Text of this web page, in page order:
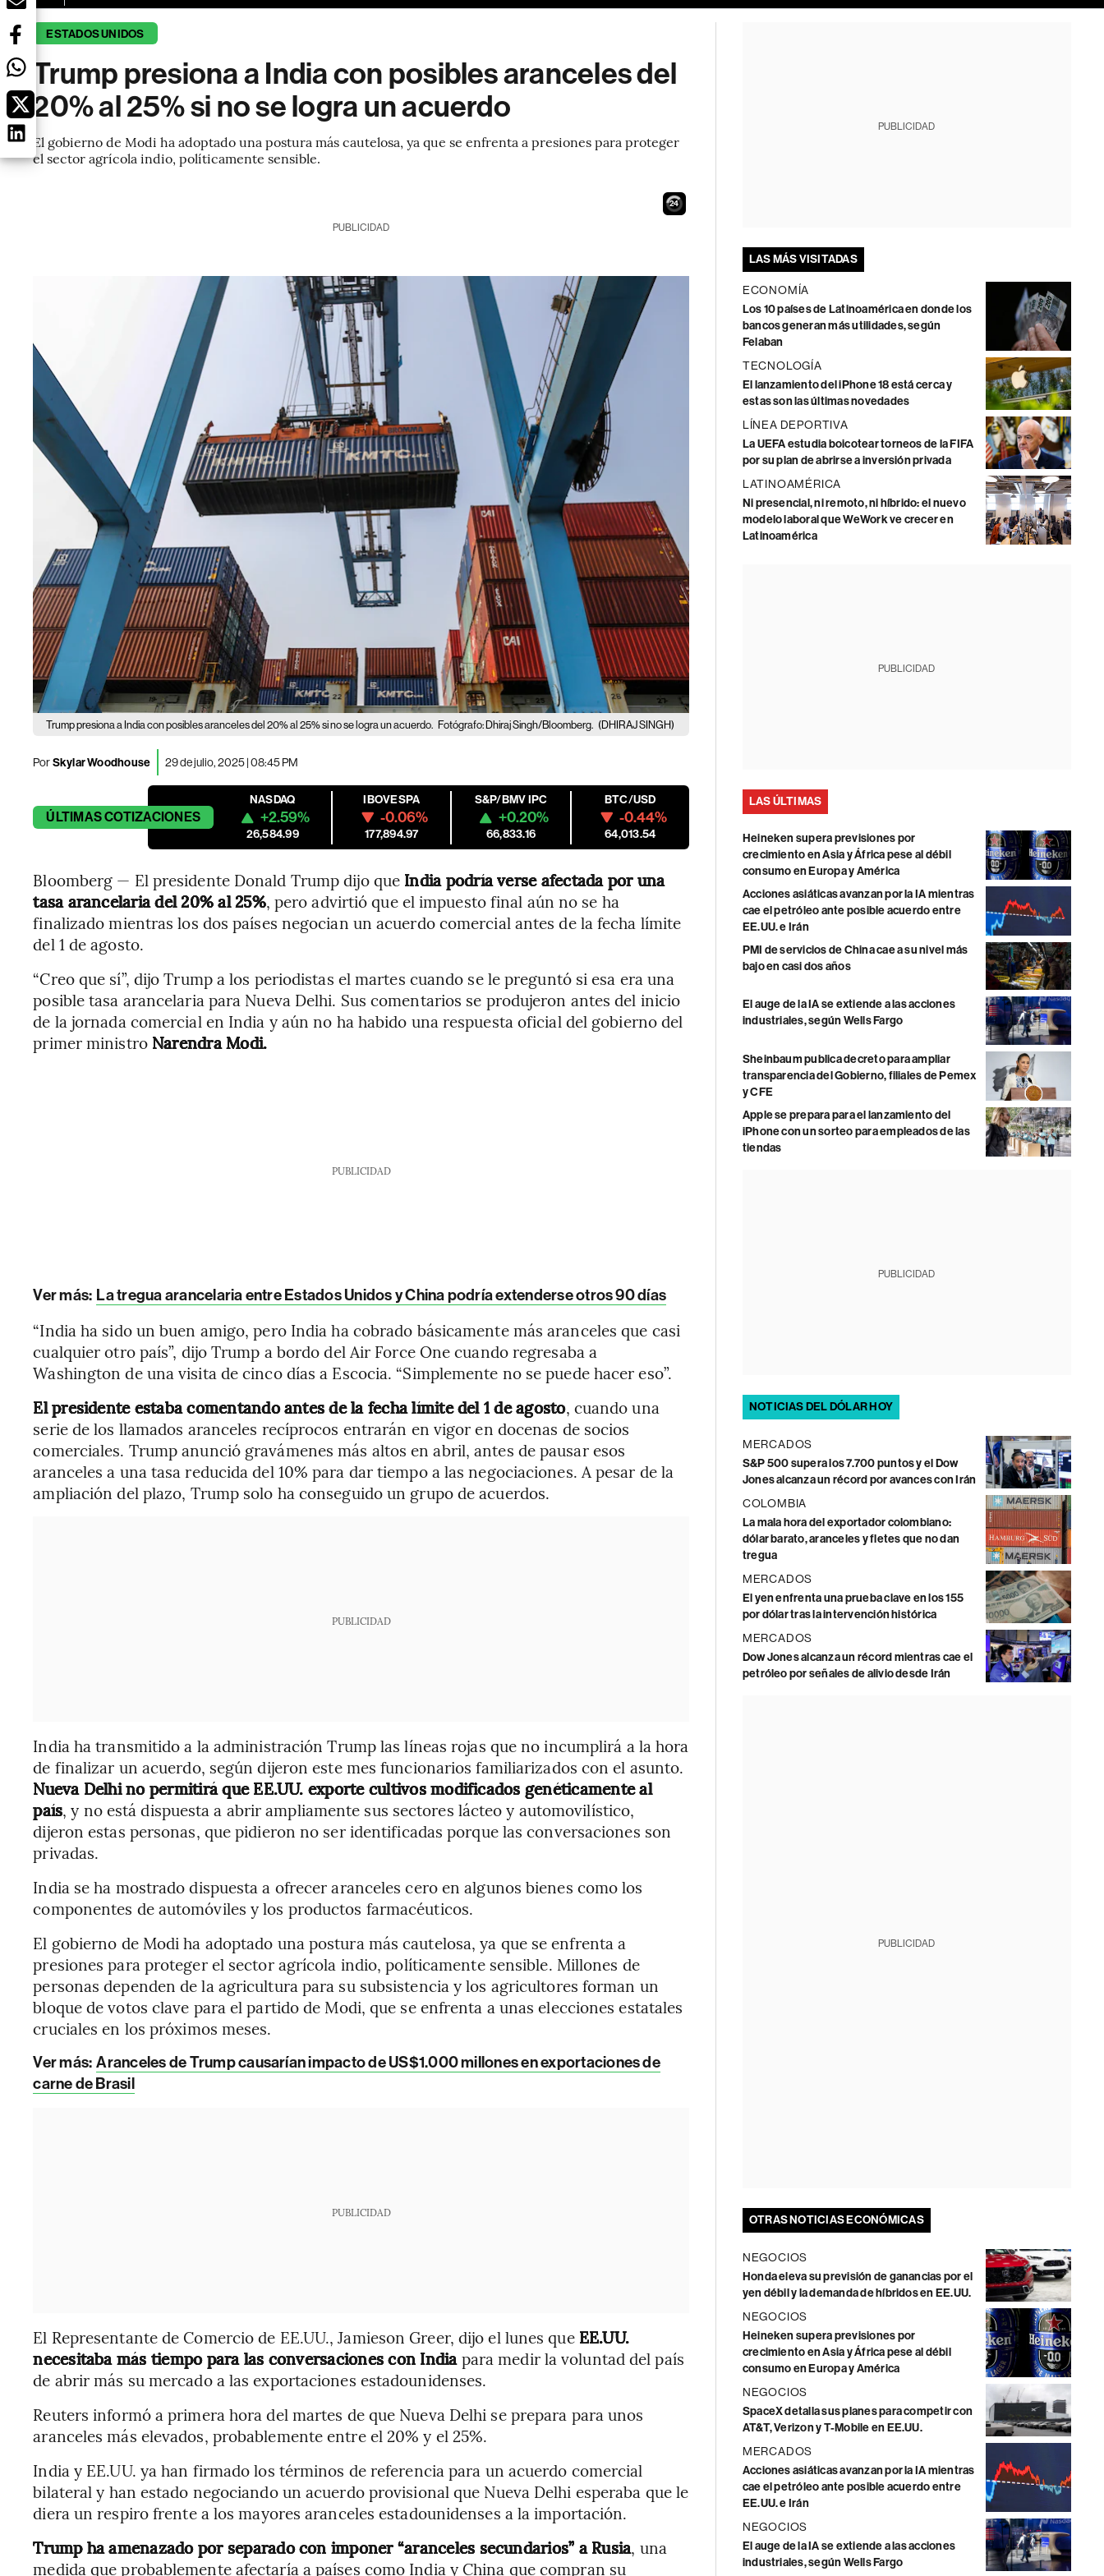
ESTADOS UNIDOS
Trump presiona a India con posibles aranceles del
20% al 25% si no se logra un acuerdo
El gobierno de Modi ha adoptado una postura más cautelosa, ya que se enfrenta a presiones para proteger
el sector agrícola indio, políticamente sensible.
23
PUBLICIDAD
Trump presiona a India con posibles aranceles del 20% al 25% si no se logra un acuerdo. Fotógrafo: Dhiraj Singh/Bloomberg. (DHIRAJ SINGH)
PorSkylar Woodhouse 29 de julio, 2025 | 08:45 PM
ÚLTIMASCOTIZACIONES
NASDAQ
+2.59%
26,584.99
IBOVESPA
-0.06%
177,894.97
S&P/BMV IPC
+0.20%
66,833.16
BTC/USD
-0.44%
64,013.54
Bloomberg — El presidente Donald Trump dijo que India podría verse afectada por una
tasa arancelaria del 20% al 25%, pero advirtió que el impuesto final aún no se ha
finalizado mientras los dos países negocian un acuerdo comercial antes de la fecha límite
del 1 de agosto.
“Creo que sí”, dijo Trump a los periodistas el martes cuando se le preguntó si esa era una
posible tasa arancelaria para Nueva Delhi. Sus comentarios se produjeron antes del inicio
de la jornada comercial en India y aún no ha habido una respuesta oficial del gobierno del
primer ministro Narendra Modi.
PUBLICIDAD
Ver más: La tregua arancelaria entre Estados Unidos y China podría extenderse otros 90 días
“India ha sido un buen amigo, pero India ha cobrado básicamente más aranceles que casi
cualquier otro país”, dijo Trump a bordo del Air Force One cuando regresaba a
Washington de una visita de cinco días a Escocia. “Simplemente no se puede hacer eso”.
El presidente estaba comentando antes de la fecha límite del 1 de agosto, cuando una
serie de los llamados aranceles recíprocos entrarán en vigor en docenas de socios
comerciales. Trump anunció gravámenes más altos en abril, antes de pausar esos
aranceles a una tasa reducida del 10% para dar tiempo a las negociaciones. A pesar de la
ampliación del plazo, Trump solo ha conseguido un grupo de acuerdos.
PUBLICIDAD
India ha transmitido a la administración Trump las líneas rojas que no incumplirá a la hora
de finalizar un acuerdo, según dijeron este mes funcionarios familiarizados con el asunto.
Nueva Delhi no permitirá que EE.UU. exporte cultivos modificados genéticamente al
país, y no está dispuesta a abrir ampliamente sus sectores lácteo y automovilístico,
dijeron estas personas, que pidieron no ser identificadas porque las conversaciones son
privadas.
India se ha mostrado dispuesta a ofrecer aranceles cero en algunos bienes como los
componentes de automóviles y los productos farmacéuticos.
El gobierno de Modi ha adoptado una postura más cautelosa, ya que se enfrenta a
presiones para proteger el sector agrícola indio, políticamente sensible. Millones de
personas dependen de la agricultura para su subsistencia y los agricultores forman un
bloque de votos clave para el partido de Modi, que se enfrenta a unas elecciones estatales
cruciales en los próximos meses.
Ver más: Aranceles de Trump causarían impacto de US$1.000 millones en exportaciones de
carne de Brasil
PUBLICIDAD
El Representante de Comercio de EE.UU., Jamieson Greer, dijo el lunes que EE.UU.
necesitaba más tiempo para las conversaciones con Indiapara medir la voluntad del país
de abrir más su mercado a las exportaciones estadounidenses.
Reuters informó a primera hora del martes de que Nueva Delhi se prepara para unos
aranceles más elevados, probablemente entre el 20% y el 25%.
India y EE.UU. ya han firmado los términos de referencia para un acuerdo comercial
bilateral y han estado negociando un acuerdo provisional que Nueva Delhi esperaba que le
diera un respiro frente a los mayores aranceles estadounidenses a la importación.
Trump ha amenazado por separado con imponer “aranceles secundarios” a Rusia, una
medida que probablemente afectaría a países como India y China que compran su
PUBLICIDAD
LAS MÁS VISITADAS
ECONOMÍA
Los 10 países de Latinoamérica en donde los
bancos generan más utilidades, según
Felaban
TECNOLOGÍA
El lanzamiento del iPhone 18 está cerca y
estas son las últimas novedades
LÍNEA DEPORTIVA
La UEFA estudia boicotear torneos de la FIFA
por su plan de abrirse a inversión privada
LATINOAMÉRICA
Ni presencial, ni remoto, ni híbrido: el nuevo
modelo laboral que WeWork ve crecer en
Latinoamérica
PUBLICIDAD
LAS ÚLTIMAS
Heineken supera previsiones por
crecimiento en Asia y África pese al débil
consumo en Europa y América
Acciones asiáticas avanzan por la IA mientras
cae el petróleo ante posible acuerdo entre
EE.UU. e Irán
PMI de servicios de China cae a su nivel más
bajo en casi dos años
El auge de la IA se extiende a las acciones
industriales, según Wells Fargo
Sheinbaum publica decreto para ampliar
transparencia del Gobierno, filiales de Pemex
y CFE
Apple se prepara para el lanzamiento del
iPhone con un sorteo para empleados de las
tiendas
PUBLICIDAD
NOTICIAS DEL DÓLAR HOY
MERCADOS
S&P 500 supera los 7.700 puntos y el Dow
Jones alcanza un récord por avances con Irán
COLOMBIA
La mala hora del exportador colombiano:
dólar barato, aranceles y fletes que no dan
tregua
MERCADOS
El yen enfrenta una prueba clave en los 155
por dólar tras la intervención histórica
MERCADOS
Dow Jones alcanza un récord mientras cae el
petróleo por señales de alivio desde Irán
PUBLICIDAD
OTRAS NOTICIAS ECONÓMICAS
NEGOCIOS
Honda eleva su previsión de ganancias por el
yen débil y la demanda de híbridos en EE.UU.
NEGOCIOS
Heineken supera previsiones por
crecimiento en Asia y África pese al débil
consumo en Europa y América
NEGOCIOS
SpaceX detalla sus planes para competir con
AT&T, Verizon y T-Mobile en EE.UU.
MERCADOS
Acciones asiáticas avanzan por la IA mientras
cae el petróleo ante posible acuerdo entre
EE.UU. e Irán
NEGOCIOS
El auge de la IA se extiende a las acciones
industriales, según Wells Fargo